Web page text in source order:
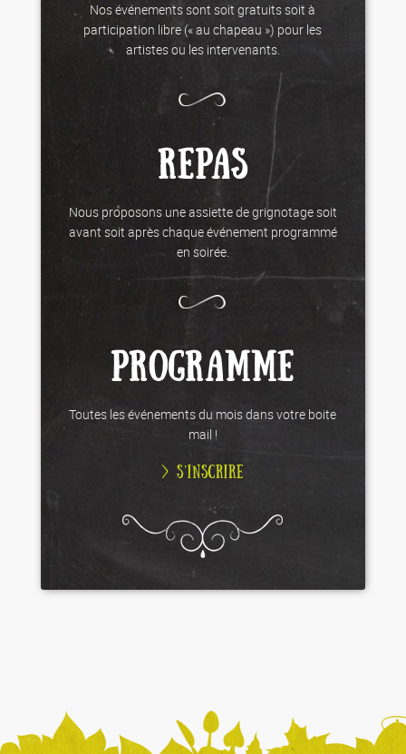
Nos événements sont soit gratuits soit à
participation libre (« au chapeau ») pour les
artistes ou les intervenants.
REPAS
Nous proposons une assiette de grignotage soit
avant soit après chaque événement programmé
en soirée.
PROGRAMME
Toutes les événements du mois dans votre boite
mail !
> S’INSCRIRE